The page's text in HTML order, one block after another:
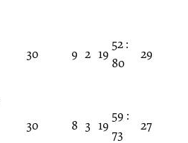
30
9 2 19
52 :
80
29
30
8 3 19
59 :
73
27